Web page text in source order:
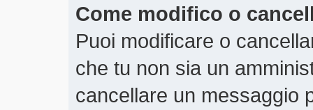
Come modifico o
Puoi modificare o
che tu non sia un
cancellare un messaggio